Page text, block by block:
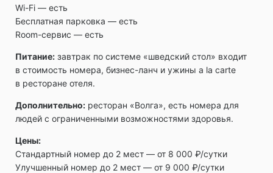
Wi-Fi ― есть
Бесплатная парковка ― есть
Room-сервис ― есть
Питание: завтрак по системе «шведский стол» входит
в стоимость номера, бизнес-ланч и ужины a la carte
в ресторане отеля.
Дополнительно: ресторан «Волга», есть номера для
людей с ограниченными возможностями здоровья.
Цены:
Стандартный номер до 2 мест — от 8 000 ₽/сутки
Улучшенный номер до 2 мест — от 9 000 ₽/сутки